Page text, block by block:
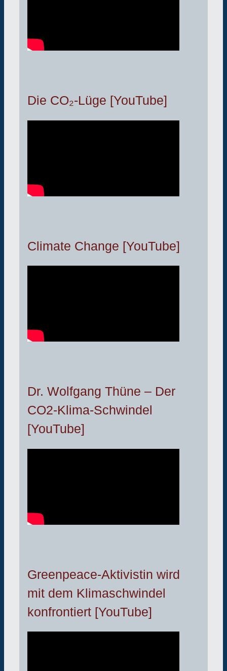
Die CO₂-Lüge [YouTube]
Climate Change [YouTube]
Dr. Wolfgang Thüne – Der
CO2-Klima-Schwindel
[YouTube]
Greenpeace-Aktivistin wird
mit dem Klimaschwindel
konfrontiert [YouTube]